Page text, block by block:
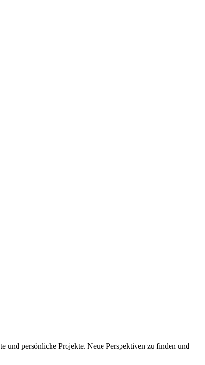
persönliche Projekte. Neue Perspektiven zu finden und